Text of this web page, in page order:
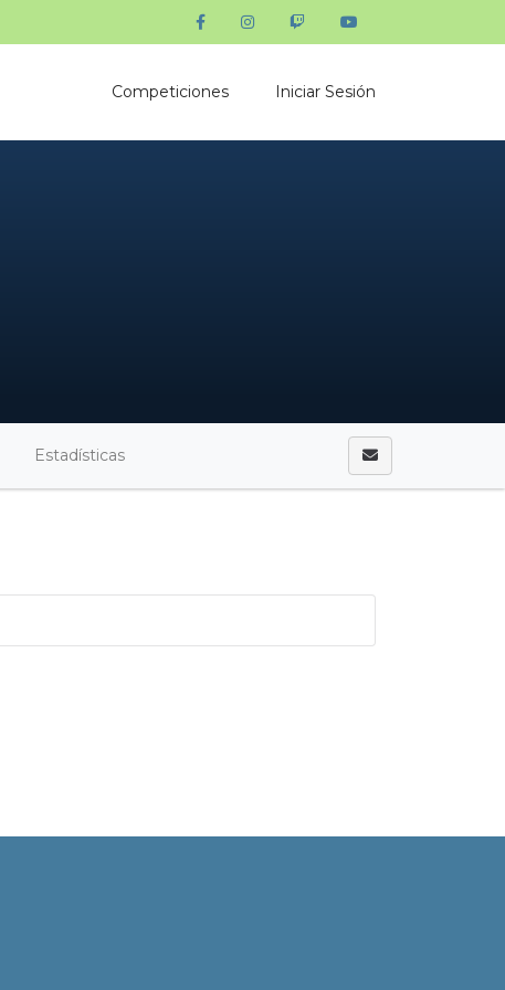
Competiciones Iniciar Sesión
Estadísticas